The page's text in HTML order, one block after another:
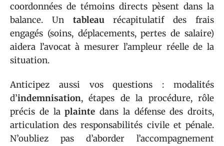
coordonnées de témoins directs pèsent dans la
balance. Un tableaurécapitulatif des frais
engagés (soins, déplacements, pertes de salaire)
aidera l’avocat à mesurer l’ampleur réelle de la
situation.
Anticipez aussi vos questions : modalités
d’indemnisation, étapes de la procédure, rôle
précis de laplainte dans la défense des droits,
articulation des responsabilités civile et pénale.
N’oubliez pas d’aborder l’accompagnement